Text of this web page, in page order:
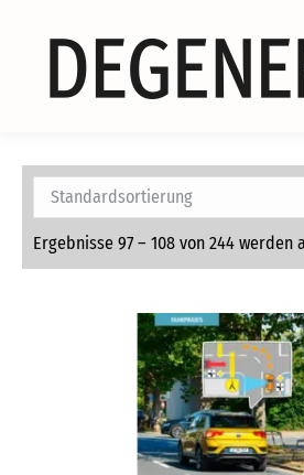
Ergebnisse 97 – 108 von 244 werden